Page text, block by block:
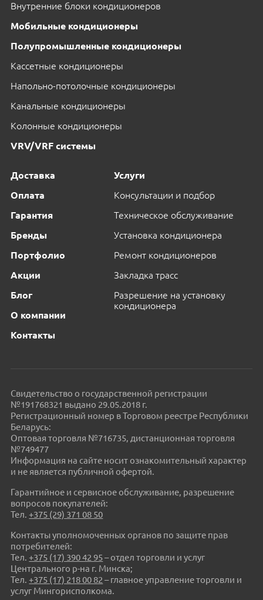
Внутренние блоки кондиционеров
Мобильные кондиционеры
Полупромышленные кондиционеры
Кассетные кондиционеры
Напольно-потолочные кондиционеры
Канальные кондиционеры
Колонные кондиционеры
VRV/VRF системы
Доставка
Оплата
Гарантия
Бренды
Портфолио
Акции
Блог
О компании
Контакты
Услуги
Консультации и подбор
Техническое обслуживание
Установка кондиционера
Ремонт кондиционеров
Закладка трасс
Разрешение на установку
кондиционера
Свидетельство о государственной регистрации
№191768321 выдано 29.05.2018 г.
Регистрационный номер в Торговом реестре Республики
Беларусь:
Оптовая торговля №716735, дистанционная торговля
№749477
Информация на сайте носит ознакомительный характер
и не является публичной офертой.
Гарантийное и сервисное обслуживание, разрешение
вопросов покупателей:
Тел.+375 (29) 371 08 50
Контакты уполномоченных органов по защите прав
потребителей:
Тел.+375 (17) 390 42 95– отдел торговли и услуг
Центрального р-на г. Минска;
Тел.+375 (17) 218 00 82 – главное управление торговли и
услуг Мингорисполкома.